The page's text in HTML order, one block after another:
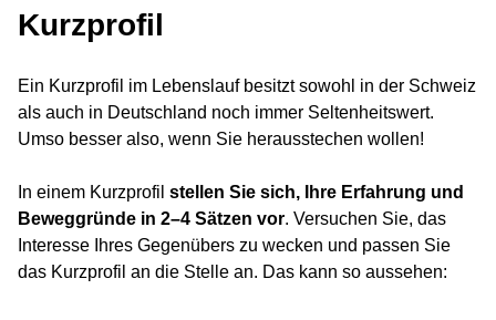
Kurzprofil
Ein Kurzprofil im Lebenslauf besitzt sowohl in der Schweiz
als auch in Deutschland noch immer Seltenheitswert.
Umso besser also, wenn Sie herausstechen wollen!
In einem Kurzprofil stellen Sie sich, Ihre Erfahrung und
Beweggründe in 2–4 Sätzen vor. Versuchen Sie, das
Interesse Ihres Gegenübers zu wecken und passen Sie
das Kurzprofil an die Stelle an. Das kann so aussehen: